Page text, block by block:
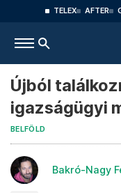
TELEX AFTER
Újból
igazságügyi
BELFÖLD
Bakró-Nagy